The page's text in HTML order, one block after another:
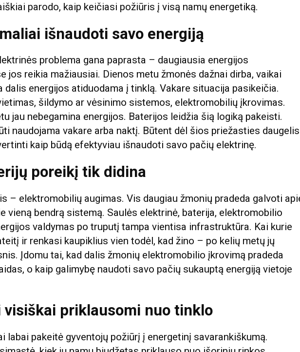
parodo, kaip keičiasi požiūris į visą namų energetiką.
išnaudoti savo energiją
problema gana paprasta – daugiausia energijos
jos reikia mažiausiai. Dienos metu žmonės dažnai dirba, vaikai
dalis energijos atiduodama į tinklą. Vakare situacija pasikeičia.
šildymo ar vėsinimo sistemos, elektromobilių įkrovimas.
jau nebegamina energijos. Baterijos leidžia šią logiką pakeisti.
naudojama vakare arba naktį. Būtent dėl šios priežasties daugelis
kaip būdą efektyviau išnaudoti savo pačių elektrinę.
poreikį tik didina
– elektromobilių augimas. Vis daugiau žmonių pradeda galvoti
vieną bendrą sistemą. Saulės elektrinė, baterija, elektromobilio
valdymas po truputį tampa vientisa infrastruktūra. Kai kurie
ir renkasi kaupiklius vien todėl, kad žino – po kelių metų jų
Įdomu tai, kad dalis žmonių elektromobilio įkrovimą pradeda
o kaip galimybę naudoti savo pačių sukauptą energiją vietoje
visiškai priklausomi nuo tinklo
labai pakeitė gyventojų požiūrį į energetinį savarankiškumą.